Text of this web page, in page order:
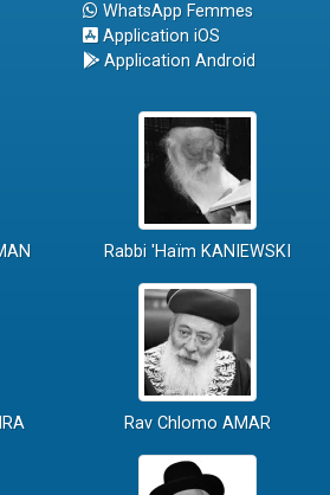
WhatsApp Femmes
Application iOS
Application Android
Rabbi 'Haïm KANIEWSKI
Rav Chlomo AMAR